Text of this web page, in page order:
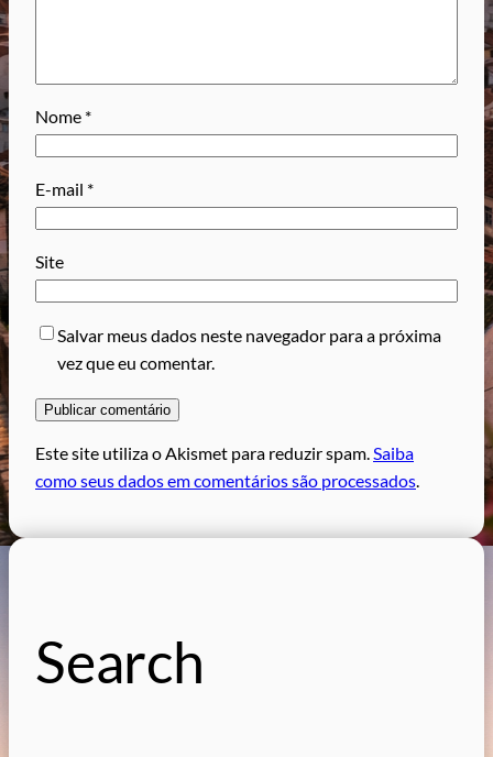
Nome *
E-mail *
Site
Salvar meus dados neste navegador para a próxima
vez que eu comentar.
Este site utiliza o Akismet para reduzir spam.Saiba
como seus dados em comentários são processados.
Search